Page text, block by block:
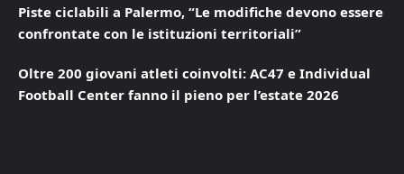
Piste ciclabili a Palermo, “Le modifiche devono essere
confrontate con le istituzioni territoriali”
Oltre 200 giovani atleti coinvolti: AC47 e Individual
Football Center fanno il pieno per l’estate 2026